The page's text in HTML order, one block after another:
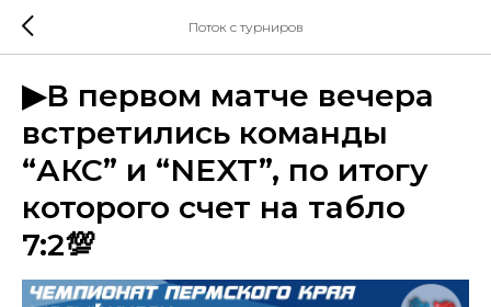
Поток с турниров
▶В первом матче вечера
встретились команды
“АКС” и “NEXT”, по итогу
которого счет на табло
7:2💯